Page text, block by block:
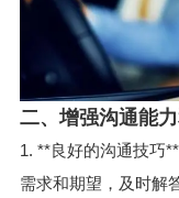
二、增强沟通能
1. **良好的沟通技巧
需求和期望，及时解